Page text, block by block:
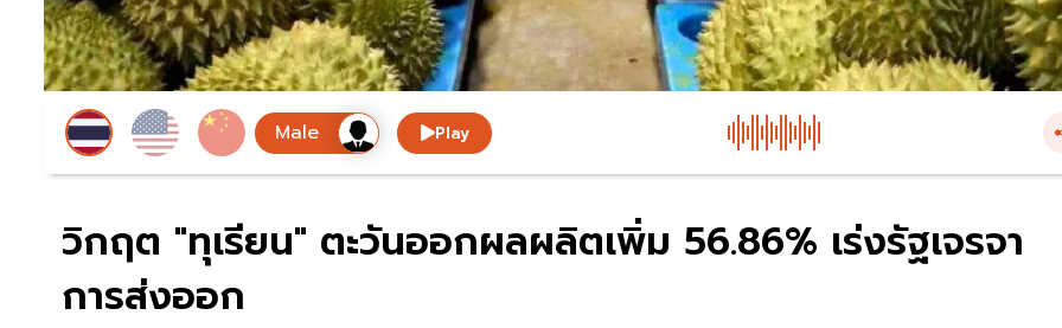
Play
วิกฤต "ทุเรียน" ตะวันออกผลผลิตเพิ่ม 56.86% เร่งรัฐเจรจา
การส่งออก